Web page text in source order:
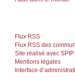
Flux RSS
Flux RSS des
Site réalisé avec SPIP
Mentions légales
Interface